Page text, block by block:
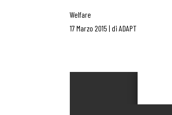
Welfare
17 Marzo 2015 | di ADAPT